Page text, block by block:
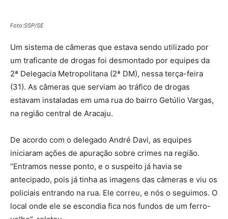
Foto:SSP/SE
Um sistema de câmeras que estava sendo utilizado por
um traficante de drogas foi desmontado por equipes da
2ª Delegacia Metropolitana (2ª DM), nessa terça-feira
(31). As câmeras que serviam ao tráfico de drogas
estavam instaladas em uma rua do bairro Getúlio Vargas,
na região central de Aracaju.
De acordo com o delegado André Davi, as equipes
iniciaram ações de apuração sobre crimes na região.
“Entramos nesse ponto, e o suspeito já havia se
antecipado, pois já tinha as imagens das câmeras e viu os
policiais entrando na rua. Ele correu, e nós o seguimos. O
local onde ele se escondia fica nos fundos de um ferro-